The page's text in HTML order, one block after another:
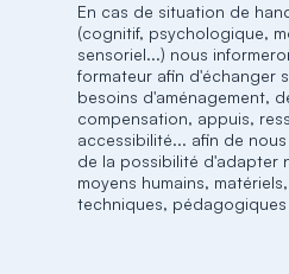
En cas de situation de
(cognitif, psychologique,
sensoriel...) nous
formateur afin d'échanger
besoins d'aménagement,
compensation, appuis,
accessibilité... afin de
de la possibilité d'adapter
moyens humains, matériels,
techniques, pédagogiques